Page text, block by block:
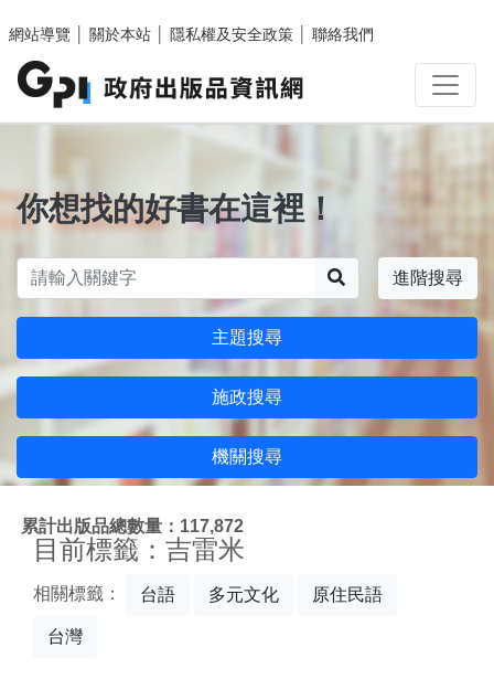
網站導覽
關於本站 隱私權及安全政策 聯絡我們
你想找的好書在這裡！
進階搜尋
主題搜尋
施政搜尋
機關搜尋
累計出版品總數量：117,872
目前標籤：吉雷米
相關標籤： 台語 多元文化 原住民語
台灣